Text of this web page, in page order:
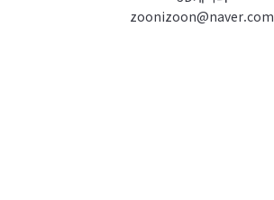
zoonizoon@naver.com